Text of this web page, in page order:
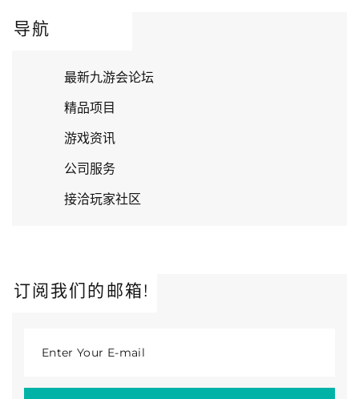
导航
最新九游会论坛
精品项目
游戏资讯
公司服务
接洽玩家社区
订阅我们的邮箱!
Enter Your E-mail